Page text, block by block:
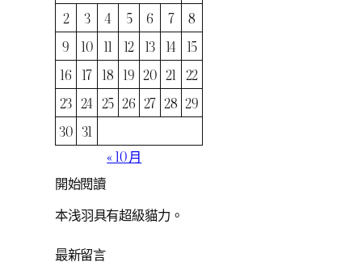
2
3 4 5 6 7
8
9
10 11 12 13 14 15
16 17 18 19 20 21 22
23 24 25 26 27 28 29
30 31
« 10 月
開始閱讀
本浅羽具有超級貓力。
最新留言